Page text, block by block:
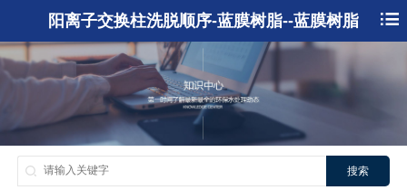
阳离子交换柱洗脱顺序-蓝膜树脂--蓝膜树脂
搜索